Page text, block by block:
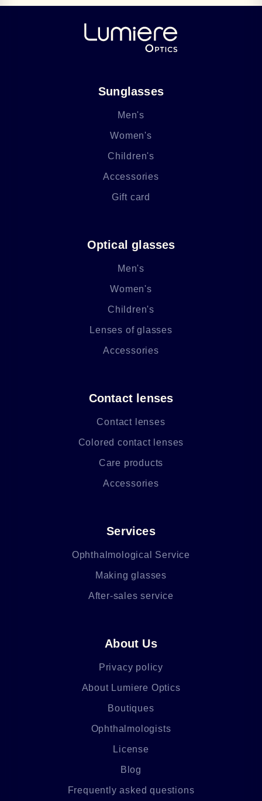
Sunglasses
Men's
Women's
Children's
Accessories
Gift card
Optical glasses
Men's
Women's
Children's
Lenses of glasses
Accessories
Contact lenses
Contact lenses
Colored contact lenses
Care products
Accessories
Services
Ophthalmological Service
Making glasses
After-sales service
About Us
Privacy policy
About Lumiere Optics
Boutiques
Ophthalmologists
License
Blog
Frequently asked questions